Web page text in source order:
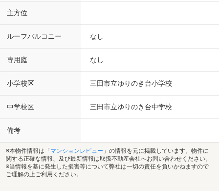
主方位
ルーフバルコニー なし
専用庭 なし
小学校区 三田市立ゆりのき台小学校
中学校区 三田市立ゆりのき台中学校
備考
※本物件情報は「 マンションレビュー 」の情報を元に掲載しています。物件に
関する正確な情報、及び最新情報は取扱不動産会社へお問い合わせください。
※当情報を基に発生した損害等について弊社は一切の責任を負いかねますので
ご理解の上ご利用ください。